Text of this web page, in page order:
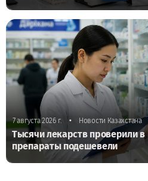
7 августа 2026 г. • Новости Казахстана
Тысячи лекарств проверили в
препараты подешевели